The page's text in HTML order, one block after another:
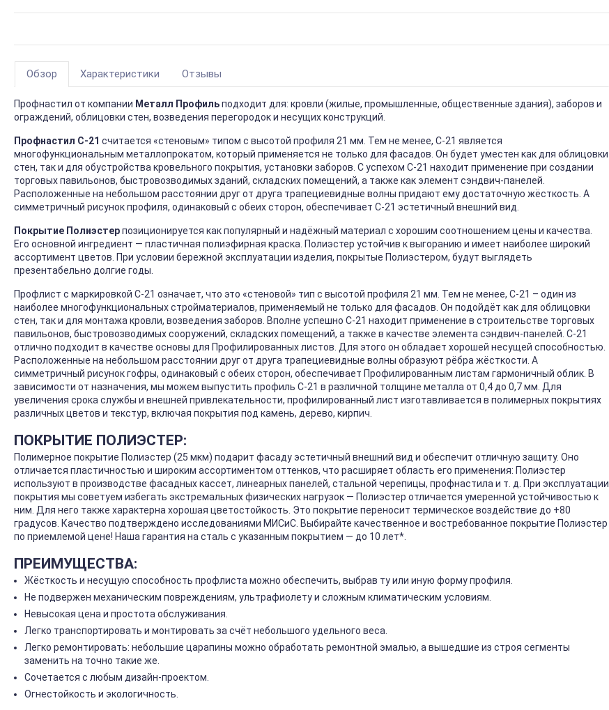
Обзор Характеристики Отзывы
Профнастил от компании Металл Профильподходит для: кровли (жилые, промышленные, общественные здания), заборов и
ограждений, облицовки стен, возведения перегородок и несущих конструкций.
Профнастил С-21 считается «стеновым» типом с высотой профиля 21 мм. Тем не менее, С-21 является
многофункциональным металлопрокатом, который применяется не только для фасадов. Он будет уместен как для облицовки
стен, так и для обустройства кровельного покрытия, установки заборов. С успехом С-21 находит применение при создании
торговых павильонов, быстровозводимых зданий, складских помещений, а также как элемент сэндвич-панелей.
Расположенные на небольшом расстоянии друг от друга трапециевидные волны придают ему достаточную жёсткость. А
симметричный рисунок профиля, одинаковый с обеих сторон, обеспечивает С-21 эстетичный внешний вид.
Покрытие Полиэстерпозиционируется как популярный и надёжный материал с хорошим соотношением цены и качества.
Его основной ингредиент — пластичная полиэфирная краска. Полиэстер устойчив к выгоранию и имеет наиболее широкий
ассортимент цветов. При условии бережной эксплуатации изделия, покрытые Полиэстером, будут выглядеть
презентабельно долгие годы.
Профлист с маркировкой С-21 означает, что это «стеновой» тип с высотой профиля 21 мм. Тем не менее, С-21 – один из
наиболее многофункциональных стройматериалов, применяемый не только для фасадов. Он подойдёт как для облицовки
стен, так и для монтажа кровли, возведения заборов. Вполне успешно С-21 находит применение в строительстве торговых
павильонов, быстровозводимых сооружений, складских помещений, а также в качестве элемента сэндвич-панелей. С-21
отлично подходит в качестве основы для Профилированных листов. Для этого он обладает хорошей несущей способностью.
Расположенные на небольшом расстоянии друг от друга трапециевидные волны образуют рёбра жёсткости. А
симметричный рисунок гофры, одинаковый с обеих сторон, обеспечивает Профилированным листам гармоничный облик. В
зависимости от назначения, мы можем выпустить профиль С-21 в различной толщине металла от 0,4 до 0,7 мм. Для
увеличения срока службы и внешней привлекательности, профилированный лист изготавливается в полимерных покрытиях
различных цветов и текстур, включая покрытия под камень, дерево, кирпич.
ПОКРЫТИЕ ПОЛИЭСТЕР:
Полимерное покрытие Полиэстер (25 мкм) подарит фасаду эстетичный внешний вид и обеспечит отличную защиту. Оно
отличается пластичностью и широким ассортиментом оттенков, что расширяет область его применения: Полиэстер
используют в производстве фасадных кассет, линеарных панелей, стальной черепицы, профнастила и т. д. При эксплуатации
покрытия мы советуем избегать экстремальных физических нагрузок — Полиэстер отличается умеренной устойчивостью к
ним. Для него также характерна хорошая цветостойкость. Это покрытие переносит термическое воздействие до +80
градусов. Качество подтверждено исследованиями МИСиС. Выбирайте качественное и востребованное покрытие Полиэстер
по приемлемой цене! Наша гарантия на сталь с указанным покрытием — до 10 лет*.
ПРЕИМУЩЕСТВА:
Жёсткость и несущую способность профлиста можно обеспечить, выбрав ту или иную форму профиля.
Не подвержен механическим повреждениям, ультрафиолету и сложным климатическим условиям.
Невысокая цена и простота обслуживания.
Легко транспортировать и монтировать за счёт небольшого удельного веса.
Легко ремонтировать: небольшие царапины можно обработать ремонтной эмалью, а вышедшие из строя сегменты
заменить на точно такие же.
Сочетается с любым дизайн-проектом.
Огнестойкость и экологичность.